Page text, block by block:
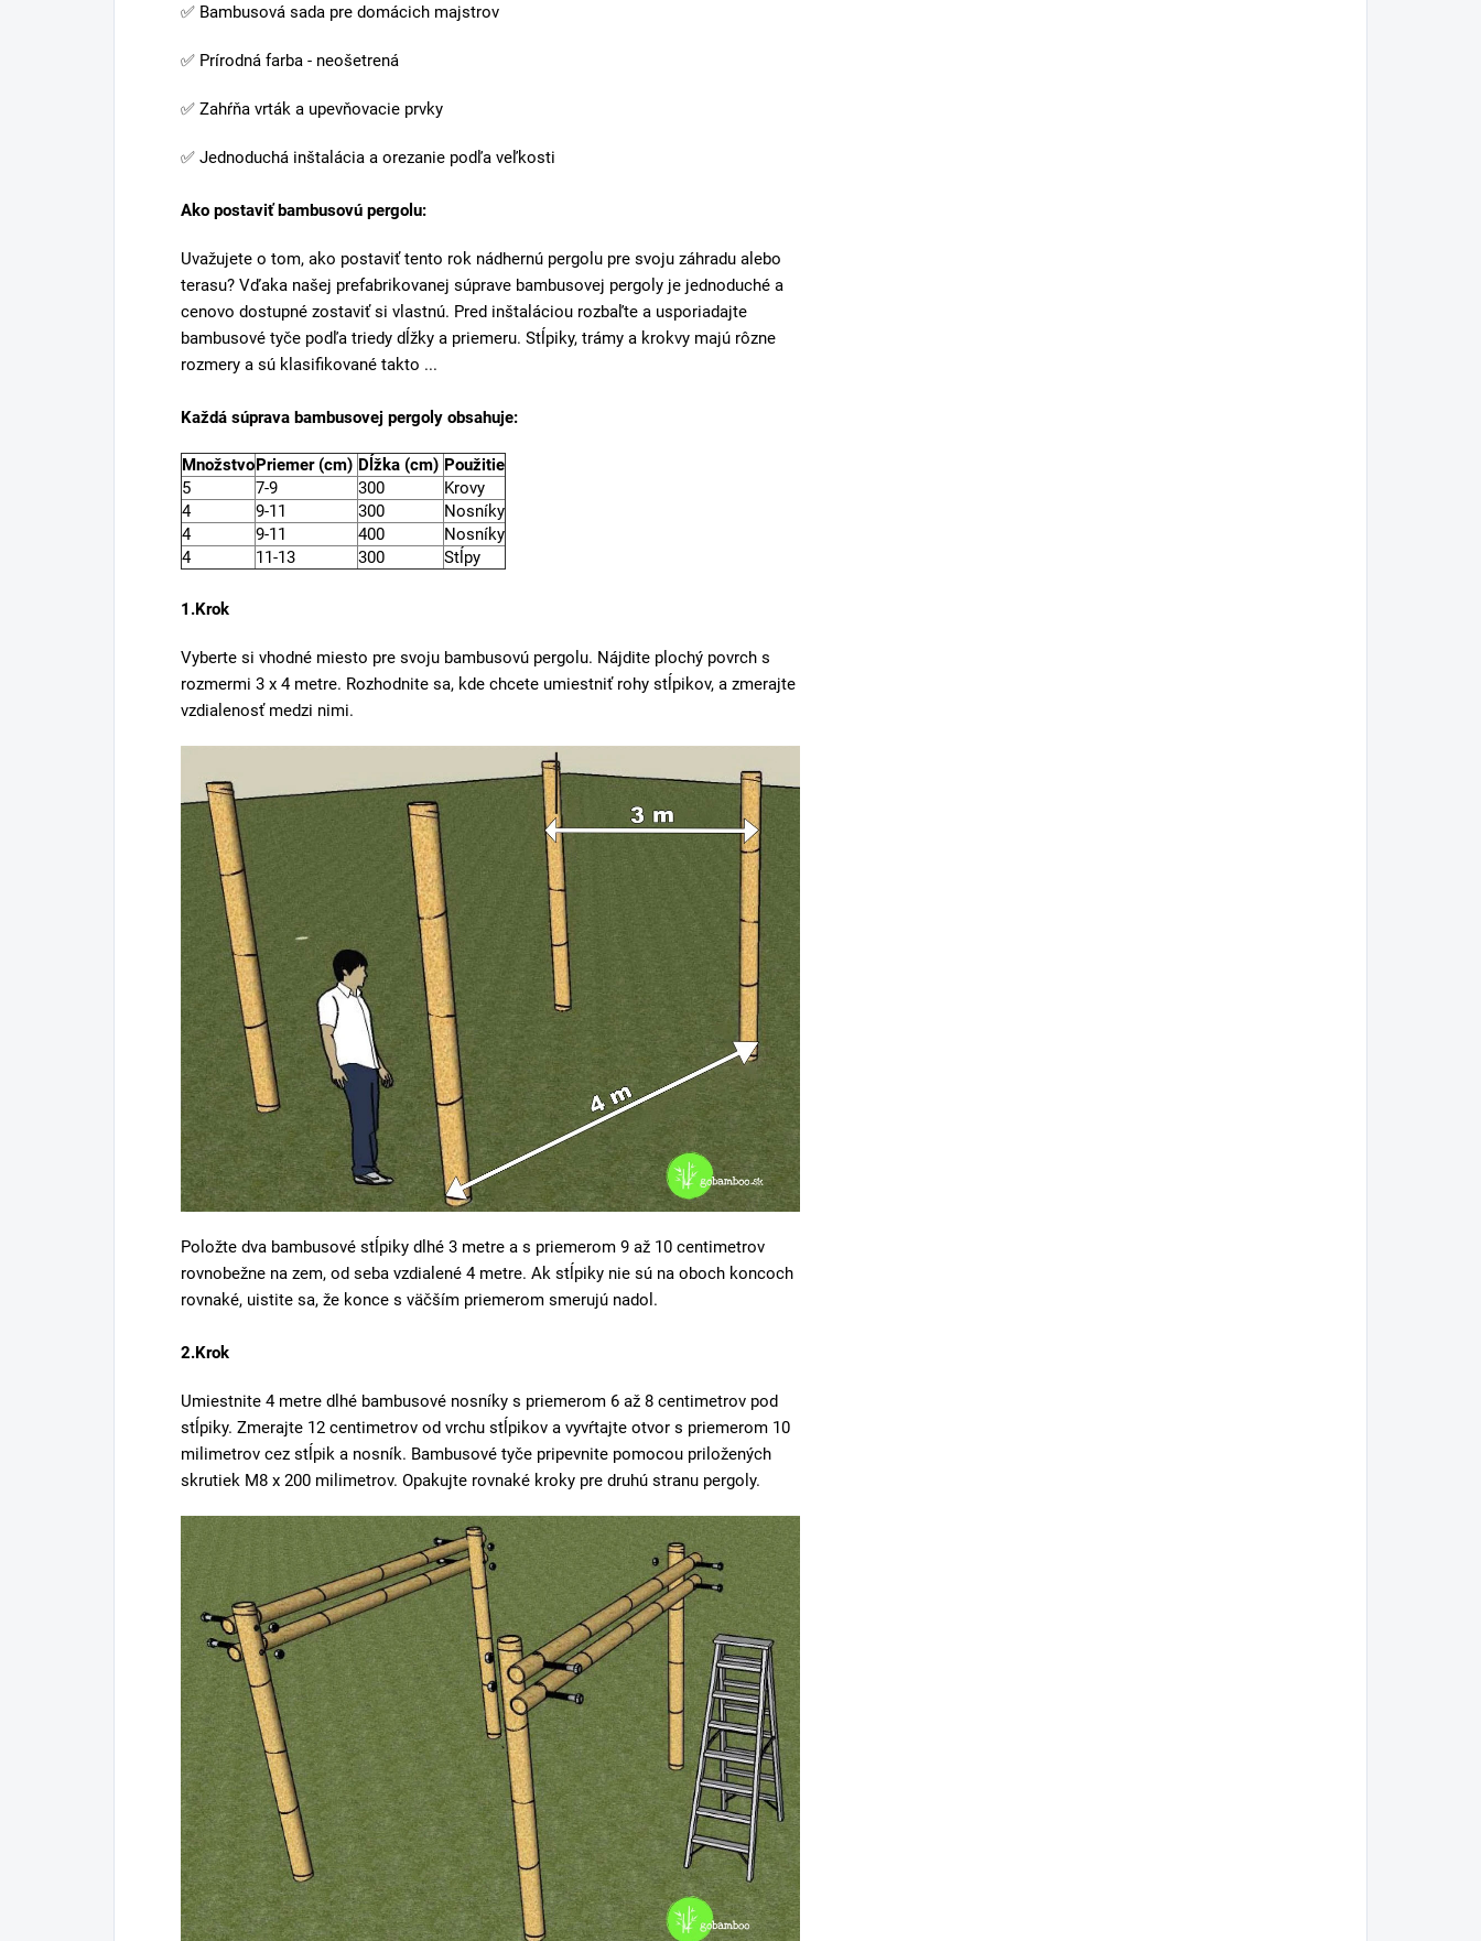
✅ Bambusová sada pre domácich majstrov
✅ Prírodná farba - neošetrená
✅ Zahŕňa vrták a upevňovacie prvky
✅ Jednoduchá inštalácia a orezanie podľa veľkosti
Ako postaviť bambusovú pergolu:
Uvažujete o tom, ako postaviť tento rok nádhernú pergolu pre svoju záhradu alebo
terasu? Vďaka našej prefabrikovanej súprave bambusovej pergoly je jednoduché a
cenovo dostupné zostaviť si vlastnú. Pred inštaláciou rozbaľte a usporiadajte
bambusové tyče podľa triedy dĺžky a priemeru. Stĺpiky, trámy a krokvy majú rôzne
rozmery a sú klasifikované takto ...
Každá súprava bambusovej pergoly obsahuje:
MnožstvoPriemer (cm) Dĺžka (cm) Použitie
5
7-9 300
Krovy
4
9-11 300
Nosníky
4
9-11 400
Nosníky
4
11-13 300 Stĺpy
1.Krok
Vyberte si vhodné miesto pre svoju bambusovú pergolu. Nájdite plochý povrch s
rozmermi 3 x 4 metre. Rozhodnite sa, kde chcete umiestniť rohy stĺpikov, a zmerajte
vzdialenosť medzi nimi.
Položte dva bambusové stĺpiky dlhé 3 metre a s priemerom 9 až 10 centimetrov
rovnobežne na zem, od seba vzdialené 4 metre. Ak stĺpiky nie sú na oboch koncoch
rovnaké, uistite sa, že konce s väčším priemerom smerujú nadol.
2.Krok
Umiestnite 4 metre dlhé bambusové nosníky s priemerom 6 až 8 centimetrov pod
stĺpiky. Zmerajte 12 centimetrov od vrchu stĺpikov a vyvŕtajte otvor s priemerom 10
milimetrov cez stĺpik a nosník. Bambusové tyče pripevnite pomocou priložených
skrutiek M8 x 200 milimetrov. Opakujte rovnaké kroky pre druhú stranu pergoly.